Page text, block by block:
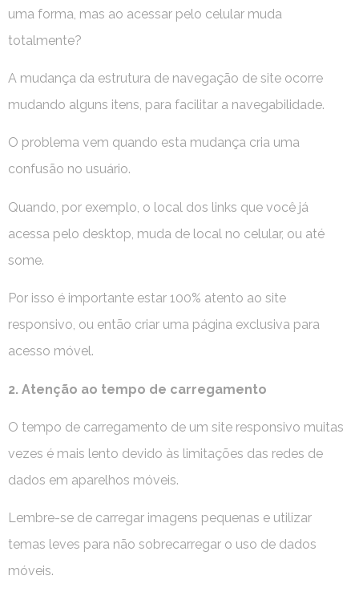
uma forma, mas ao acessar pelo celular muda
totalmente?
A mudança da estrutura de navegação de site ocorre
mudando alguns itens, para facilitar a navegabilidade.
O problema vem quando esta mudança cria uma
confusão no usuário.
Quando, por exemplo, o local dos links que você já
acessa pelo desktop, muda de local no celular, ou até
some.
Por isso é importante estar 100% atento ao site
responsivo, ou então criar uma página exclusiva para
acesso móvel.
2. Atenção ao tempo de carregamento
O tempo de carregamento de um site responsivo muitas
vezes é mais lento devido às limitações das redes de
dados em aparelhos móveis.
Lembre-se de carregar imagens pequenas e utilizar
temas leves para não sobrecarregar o uso de dados
móveis.